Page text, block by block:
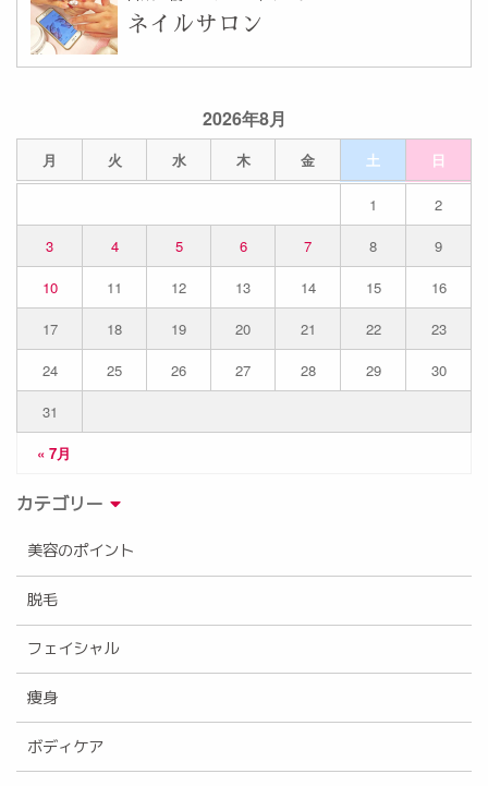
2026年8月
月 火 水 木 金 土 日
« 7月
1
2
3
4 5 6 7 8
9
10
11 12 13 14 15
16
17
18 19 20 21 22
23
24
25 26 27 28 29
30
31
カテゴリー
美容のポイント
脱毛
フェイシャル
痩身
ボディケア
ネイルサロン